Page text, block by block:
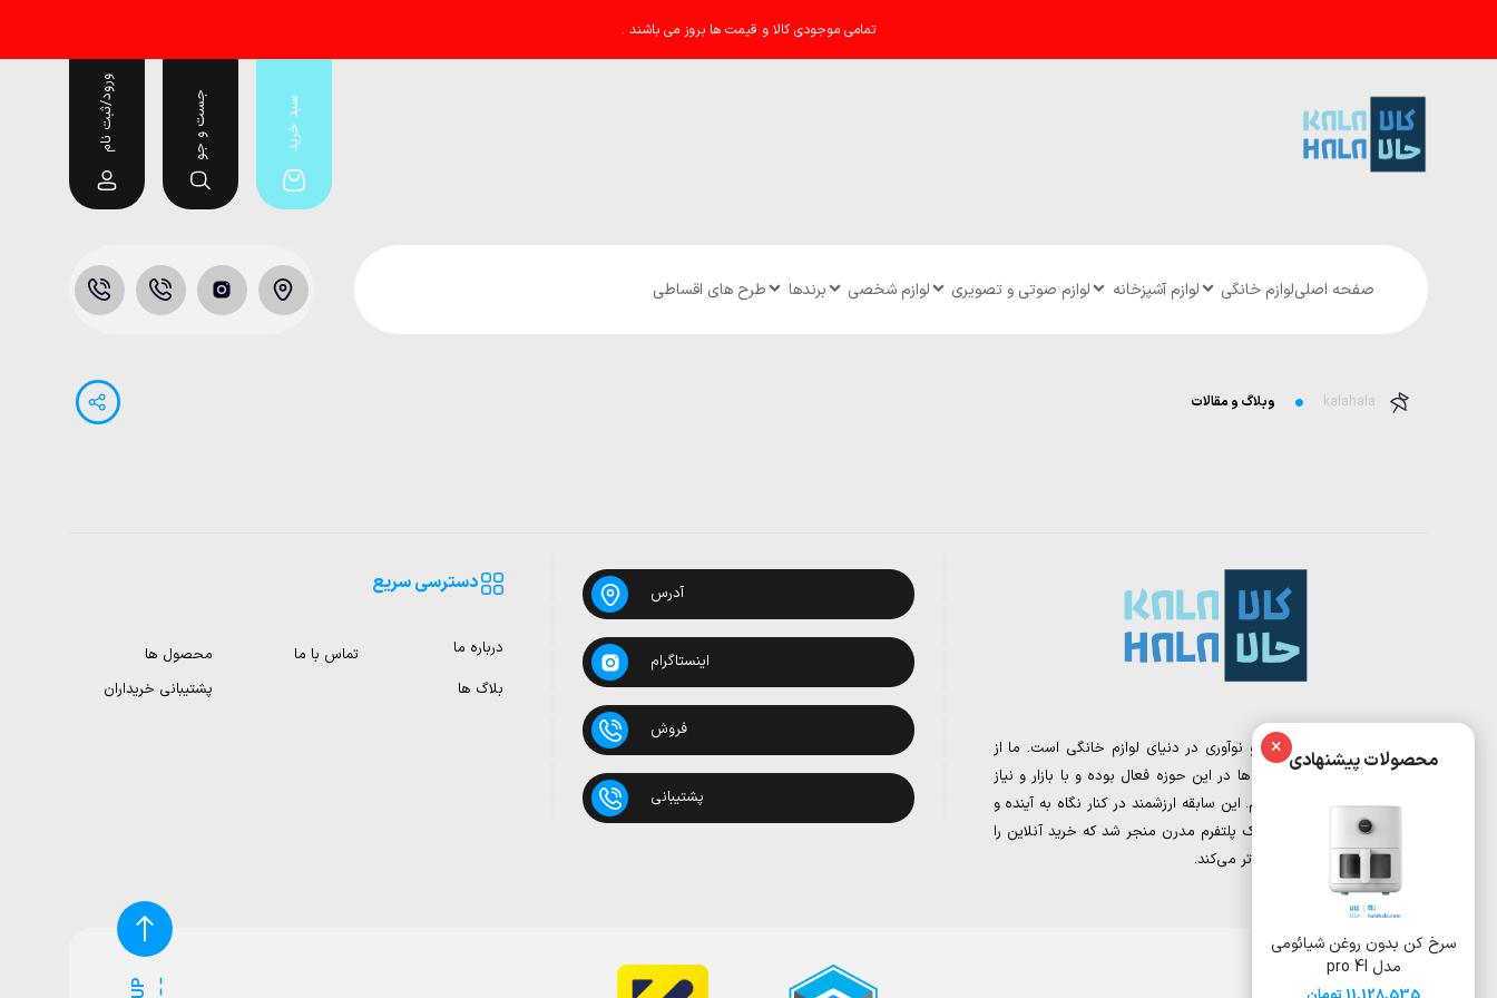
× محصولات پیشنهادی
سرخ کن بدون روغن شیائومی
مدل pro 4l
تمامی موجودی کالا و قیمت ها بروز می باشند .
سبد خرید جست و جو ورود/ثبت نام
صفحه اصلیلوازم خانگی لوازم آشپزخانه لوازم صوتی و تصویری لوازم شخصی برندها طرح های اقساطی
kalahala وبلاگ و مقالات
کالا حالا، نقطه تلاقی تجربه و نوآوری در دنیای لوازم خانگی است. ما از
تیمی تشکیل شده‌ایم که سال‌ها در این حوزه فعال بوده و با بازار و نیاز
مشتریان به‌خوبی آشنا هستیم. این سابقه ارزشمند در کنار نگاه به آینده و
دیجیتال مارکتینگ، به خلق یک پلتفرم مدرن منجر شد که خرید آنلاین را
برای شما ساده‌تر و هوشمندانه‌تر می‌کند.
آدرس
اینستاگرام
فروش
پشتیبانی
دسترسی سریع
درباره ما تماس با ما
محصول ها
بلاگ ها
پشتیبانی خریداران